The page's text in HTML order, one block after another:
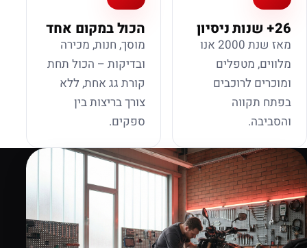
26+ שנות ניסיון
מאז שנת 2000 אנו
מלווים, מטפלים
ומוכרים לרוכבים
בפתח תקווה
והסביבה.
הכול במקום אחד
מוסך, חנות, מכירה
ובדיקות – הכול תחת
קורת גג אחת, ללא
צורך בריצות בין
ספקים.